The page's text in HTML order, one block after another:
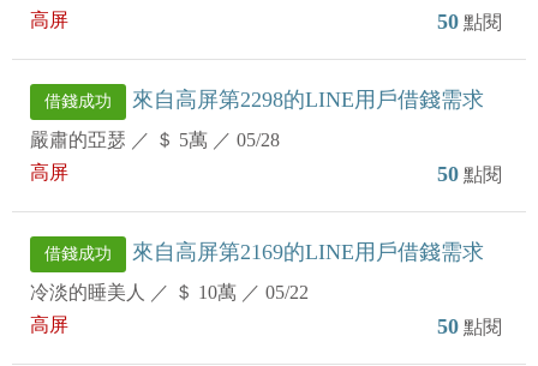
高屏
50 點閱
借錢成功 來自高屏第2298的LINE用戶借錢需求
嚴肅的亞瑟 ／ ＄ 5萬 ／ 05/28
高屏
50 點閱
借錢成功 來自高屏第2169的LINE用戶借錢需求
冷淡的睡美人 ／ ＄ 10萬 ／ 05/22
高屏
50 點閱